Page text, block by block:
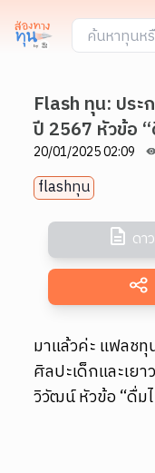
Flash ทุน: ประ
ปี 2567 หัวข้อ
20/01/2025 02:09
flashทุน
ดา
มาแล้วค่ะ แฟลช
ศิลปะเด็กและเย
วิวัฒน์ หัวข้อ “ดื่ม